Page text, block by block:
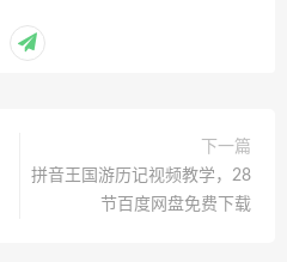
下一篇
拼音王国游历记视频教学，28
节百度网盘免费下载